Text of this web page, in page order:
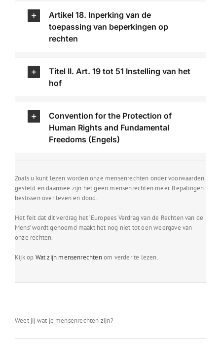
Artikel 18. Inperking van de
toepassing van beperkingen op
rechten
Titel II. Art. 19 tot 51 Instelling van het
hof
Convention for the Protection of
Human Rights and Fundamental
Freedoms (Engels)
Zoals u kunt lezen worden onze mensenrechten onder voorwaarden
gesteld en daarmee zijn het geen mensenrechten meer. Bepalingen
beslissen over leven en dood.
Het feit dat dit verdrag het ‘Europees Verdrag van de Rechten van de
Mens’ wordt genoemd maakt het nog niet tot een weergave van
onze rechten.
Kijk op Wat zijn mensenrechtenom verder te lezen.
Weet jij wat je mensenrechten zijn?